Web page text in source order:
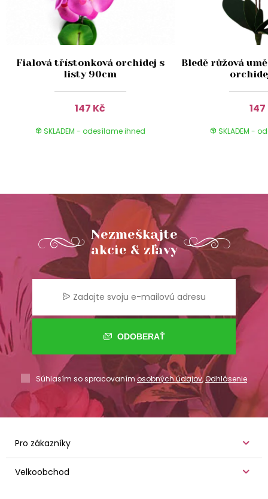
Fialová třístonková orchidej s
listy 90cm
147 Kč
SKLADEM - odesílame ihned
Bledě růžová
SKLADEM -
Nezmeškajte
akcie & zľavy
ODOBERAŤ
Súhlasím so spracovaním osobných údajov,Odhlásenie
Pro zákazníky
Velkoobchod